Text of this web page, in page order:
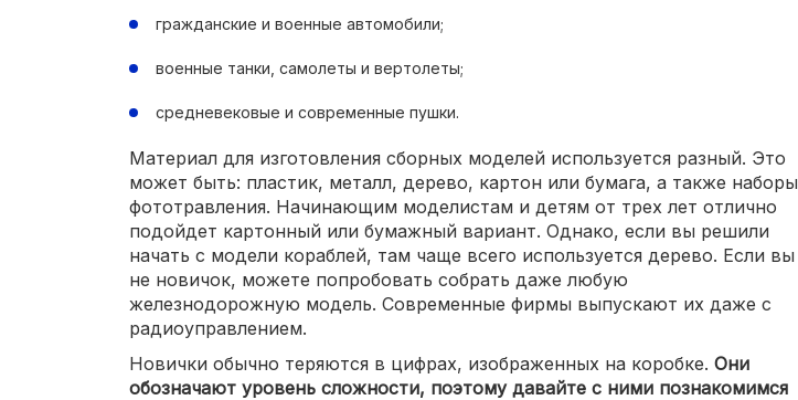
гражданские и военные автомобили;
военные танки, самолеты и вертолеты;
средневековые и современные пушки.
Материал для изготовления сборных моделей используется разный. Это
может быть: пластик, металл, дерево, картон или бумага, а также наборы
фототравления. Начинающим моделистам и детям от трех лет отлично
подойдет картонный или бумажный вариант. Однако, если вы решили
начать с модели кораблей, там чаще всего используется дерево. Если вы
не новичок, можете попробовать собрать даже любую
железнодорожную модель. Современные фирмы выпускают их даже с
радиоуправлением.
Новички обычно теряются в цифрах, изображенных на коробке. Они
обозначают уровень сложности, поэтому давайте с ними познакомимся